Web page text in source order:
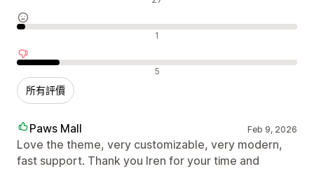
中立評論 1
負面評論 5
所有評價
Paws Mall Feb 9, 2026
Love the theme, very customizable, very modern,
fast support. Thank you Iren for your time and